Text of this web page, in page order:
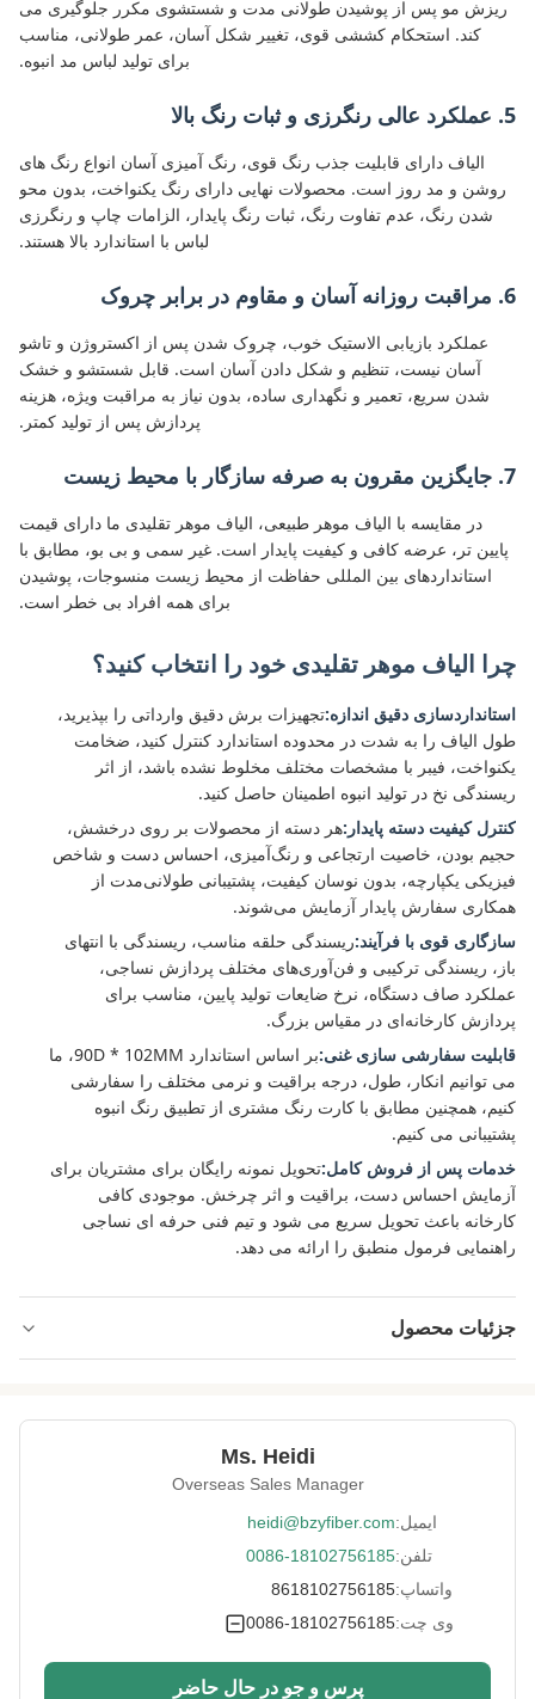
ریزش مو پس از پوشیدن طولانی مدت و شستشوی مکرر جلوگیری می
کند. استحکام کششی قوی، تغییر شکل آسان، عمر طولانی، مناسب
برای تولید لباس مد انبوه.
5. عملکرد عالی رنگرزی و ثبات رنگ بالا
الیاف دارای قابلیت جذب رنگ قوی، رنگ آمیزی آسان انواع رنگ های
روشن و مد روز است. محصولات نهایی دارای رنگ یکنواخت، بدون محو
شدن رنگ، عدم تفاوت رنگ، ثبات رنگ پایدار، الزامات چاپ و رنگرزی
لباس با استاندارد بالا هستند.
6. مراقبت روزانه آسان و مقاوم در برابر چروک
عملکرد بازیابی الاستیک خوب، چروک شدن پس از اکستروژن و تاشو
آسان نیست، تنظیم و شکل دادن آسان است. قابل شستشو و خشک
شدن سریع، تعمیر و نگهداری ساده، بدون نیاز به مراقبت ویژه، هزینه
پردازش پس از تولید کمتر.
7. جایگزین مقرون به صرفه سازگار با محیط زیست
در مقایسه با الیاف موهر طبیعی، الیاف موهر تقلیدی ما دارای قیمت
پایین تر، عرضه کافی و کیفیت پایدار است. غیر سمی و بی بو، مطابق با
استانداردهای بین المللی حفاظت از محیط زیست منسوجات، پوشیدن
برای همه افراد بی خطر است.
چرا الیاف موهر تقلیدی خود را انتخاب کنید؟
استانداردسازی دقیق اندازه:تجهیزات برش دقیق وارداتی را بپذیرید،
طول الیاف را به شدت در محدوده استاندارد کنترل کنید، ضخامت
یکنواخت، فیبر با مشخصات مختلف مخلوط نشده باشد، از اثر
ریسندگی نخ در تولید انبوه اطمینان حاصل کنید.
کنترل کیفیت دسته پایدار:هر دسته از محصولات بر روی درخشش،
حجیم بودن، خاصیت ارتجاعی و رنگ‌آمیزی، احساس دست و شاخص
فیزیکی یکپارچه، بدون نوسان کیفیت، پشتیبانی طولانی‌مدت از
همکاری سفارش پایدار آزمایش می‌شوند.
سازگاری قوی با فرآیند:ریسندگی حلقه مناسب، ریسندگی با انتهای
باز، ریسندگی ترکیبی و فن‌آوری‌های مختلف پردازش نساجی،
عملکرد صاف دستگاه، نرخ ضایعات تولید پایین، مناسب برای
پردازش کارخانه‌ای در مقیاس بزرگ.
قابلیت سفارشی سازی غنی:
بر اساس استاندارد 90D * 102MM، ما
می توانیم انکار، طول، درجه براقیت و نرمی مختلف را سفارشی
کنیم، همچنین مطابق با کارت رنگ مشتری از تطبیق رنگ انبوه
پشتیبانی می کنیم.
خدمات پس از فروش کامل:تحویل نمونه رایگان برای مشتریان برای
آزمایش احساس دست، براقیت و اثر چرخش. موجودی کافی
کارخانه باعث تحویل سریع می شود و تیم فنی حرفه ای نساجی
راهنمایی فرمول منطبق را ارائه می دهد.
جزئیات محصول
Specification:
90D*102MM
سفید
More Sizes: قابل تنظیم
Ms. Heidi
Overseas Sales Manager
ایمیل:heidi@bzyfiber.com
تلفن:0086-18102756185
واتساپ:8618102756185
وی چت:0086-18102756185
پرس و جو در حال حاضر